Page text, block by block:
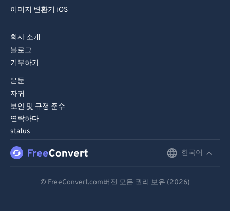
이미지 변환기 iOS
회사 소개
블로그
기부하기
은둔
자귀
보안 및 규정 준수
연락하다
status
한국어
© FreeConvert.com버전 모든 권리 보유 (2026)